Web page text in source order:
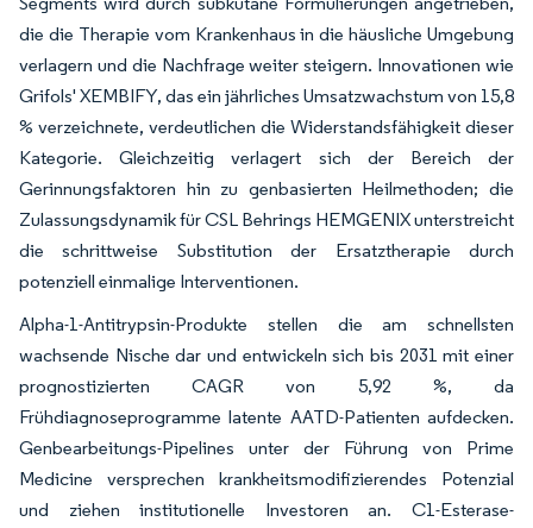
die die Therapie vom Krankenhaus in die häusliche Umgebung
verlagern und die Nachfrage weiter steigern. Innovationen wie
Grifols' XEMBIFY, das ein jährliches Umsatzwachstum von 15,8
% verzeichnete, verdeutlichen die Widerstandsfähigkeit dieser
Kategorie. Gleichzeitig verlagert sich der Bereich der
Gerinnungsfaktoren hin zu genbasierten Heilmethoden; die
Zulassungsdynamik für CSL Behrings HEMGENIX unterstreicht
die schrittweise Substitution der Ersatztherapie durch
potenziell einmalige Interventionen.
Alpha-1-Antitrypsin-Produkte stellen die am schnellsten
wachsende Nische dar und entwickeln sich bis 2031 mit einer
prognostizierten CAGR von 5,92 %, da
Frühdiagnoseprogramme latente AATD-Patienten aufdecken.
Genbearbeitungs-Pipelines unter der Führung von Prime
Medicine versprechen krankheitsmodifizierendes Potenzial
und ziehen institutionelle Investoren an. C1-Esterase-